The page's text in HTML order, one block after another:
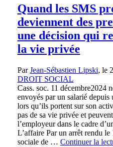
Quand les SMS
deviennent des
une décision qui
la vie privée
ParJean-Sébastien Lipski, le
DROIT SOCIAL
Cass. soc. 11 décembre2024
envoyés par un salarié
lors qu’ils portent sur son
pas de sa vie privée et
l’employeur dans le cadre
L’affaire Par un arrêt rendu
sociale de … Continuer la